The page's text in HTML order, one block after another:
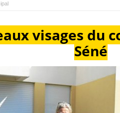
visages du
Séné